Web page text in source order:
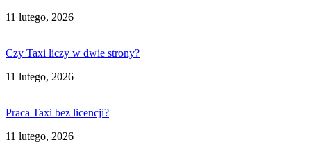
11 lutego, 2026
Czy Taxi liczy w dwie strony?
11 lutego, 2026
Praca Taxi bez licencji?
11 lutego, 2026